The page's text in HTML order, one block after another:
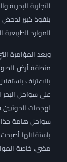
التجارية
بنفوذ كبير لدحض
الموارد الطبيعية
وبعد المؤامرة
منطقة أرض
بالاعتراف
على سواحل
لهجمات
سواحل هامة جدًا
باستقلالها
مضى، خاصة